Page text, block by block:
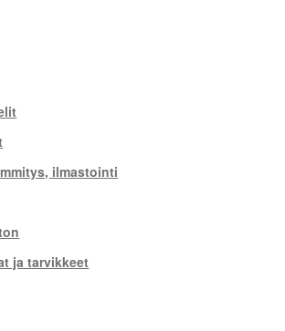
ilmastointi
ja tarvikkeet